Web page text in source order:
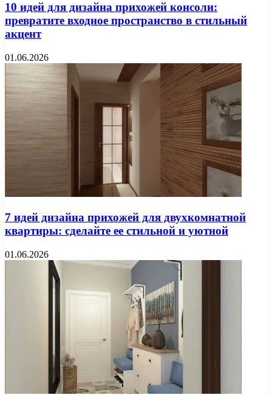
10 идей для дизайна прихожей консоли:
превратите входное пространство в стильный
акцент
01.06.2026
7 идей дизайна прихожей для двухкомнатной
квартиры: сделайте ее стильной и уютной
01.06.2026